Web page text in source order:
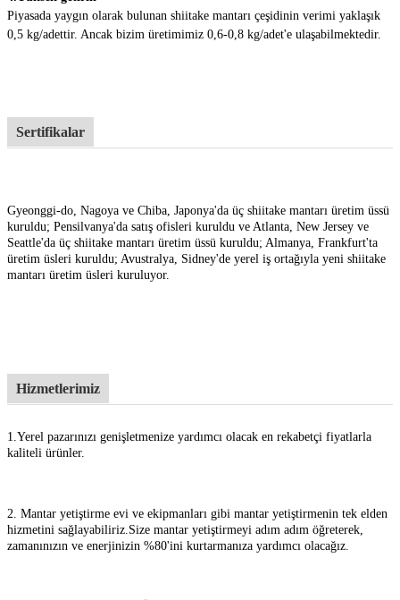
Piyasada yaygın olarak bulunan shiitake mantarı çeşidinin verimi yaklaşık
0,5 kg/adettir. Ancak bizim üretimimiz 0,6-0,8 kg/adet'e ulaşabilmektedir.
Sertifikalar
Gyeonggi-do, Nagoya ve Chiba, Japonya'da üç shiitake mantarı üretim üssü
kuruldu; Pensilvanya'da satış ofisleri kuruldu ve Atlanta, New Jersey ve
Seattle'da üç shiitake mantarı üretim üssü kuruldu; Almanya, Frankfurt'ta
üretim üsleri kuruldu; Avustralya, Sidney'de yerel iş ortağıyla yeni shiitake
mantarı üretim üsleri kuruluyor.
Hizmetlerimiz
1. Yerel pazarınızı genişletmenize yardımcı olacak en rekabetçi fiyatlarla
kaliteli ürünler.
2. Mantar yetiştirme evi ve ekipmanları gibi mantar yetiştirmenin tek elden
hizmetini sağlayabiliriz. Size mantar yetiştirmeyi adım adım öğreterek,
zamanınızın ve enerjinizin %80'ini kurtarmanıza yardımcı olacağız.